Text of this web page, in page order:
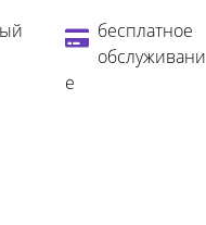
бесплатное
обслуживани
е